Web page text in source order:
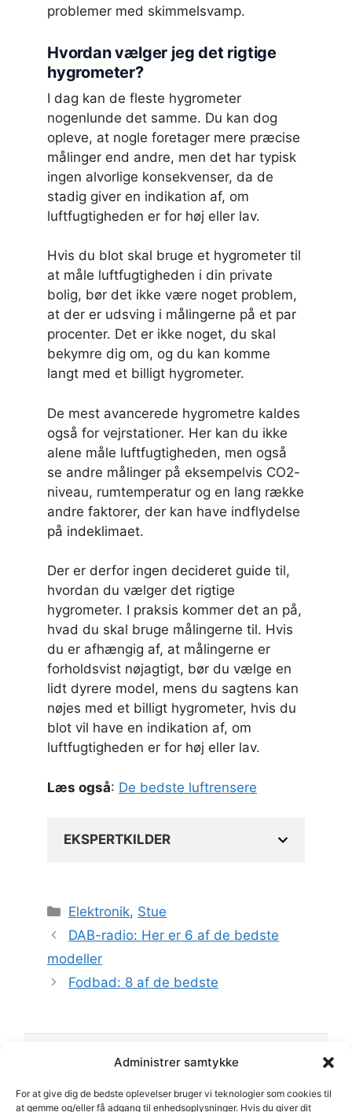
Administrer samtykke
For at give dig de bedste oplevelser bruger vi teknologier som cookies til
at gemme og/eller få adgang til enhedsoplysninger. Hvis du giver dit
problemer med skimmelsvamp.
Hvordan vælger jeg det rigtige
hygrometer?
I dag kan de fleste hygrometer
nogenlunde det samme. Du kan dog
opleve, at nogle foretager mere præcise
målinger end andre, men det har typisk
ingen alvorlige konsekvenser, da de
stadig giver en indikation af, om
luftfugtigheden er for høj eller lav.
Hvis du blot skal bruge et hygrometer til
at måle luftfugtigheden i din private
bolig, bør det ikke være noget problem,
at der er udsving i målingerne på et par
procenter. Det er ikke noget, du skal
bekymre dig om, og du kan komme
langt med et billigt hygrometer.
De mest avancerede hygrometre kaldes
også for vejrstationer. Her kan du ikke
alene måle luftfugtigheden, men også
se andre målinger på eksempelvis CO2-
niveau, rumtemperatur og en lang række
andre faktorer, der kan have indflydelse
på indeklimaet.
Der er derfor ingen decideret guide til,
hvordan du vælger det rigtige
hygrometer. I praksis kommer det an på,
hvad du skal bruge målingerne til. Hvis
du er afhængig af, at målingerne er
forholdsvist nøjagtigt, bør du vælge en
lidt dyrere model, mens du sagtens kan
nøjes med et billigt hygrometer, hvis du
blot vil have en indikation af, om
luftfugtigheden er for høj eller lav.
Læs også: De bedste luftrensere
EKSPERTKILDER
Kategorier
Elektronik, Stue
DAB-radio: Her er 6 af de bedste
modeller
Fodbad: 8 af de bedste
Din online guide til bolig, have og livsstil. Vi deler